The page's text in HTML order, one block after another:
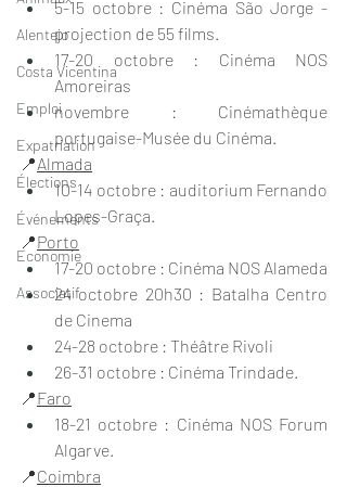
Alentejo
Costa Vicentina
Emploi
Expatriation
Élections
Événements
Economie
Associatif
5-15 octobre : Cinéma São Jorge -
projection de 55 films.
17-20 octobre : Cinéma NOS
Amoreiras
novembre : Cinémathèque
portugaise-Musée du Cinéma.
📍Almada
10-14 octobre : auditorium Fernando
Lopes-Graça.
📍Porto
17-20 octobre : Cinéma NOS Alameda
24 octobre 20h30 : Batalha Centro
de Cinema
24-28 octobre : Théâtre Rivoli
26-31 octobre : Cinéma Trindade.
📍Faro
18-21 octobre : Cinéma NOS Forum
Algarve.
📍Coimbra